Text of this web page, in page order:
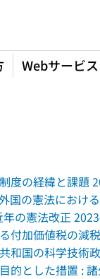
Webサービス
度の経緯と課題
の憲法におけ
の憲法改正
付加価値税の減
和国の科学技術
的とした措置 :